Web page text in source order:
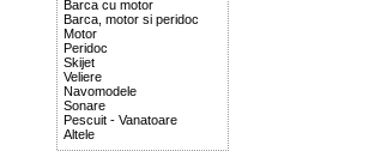
Barca cu motor
Barca, motor si peridoc
Motor
Peridoc
Skijet
Veliere
Navomodele
Sonare
Pescuit - Vanatoare
Altele